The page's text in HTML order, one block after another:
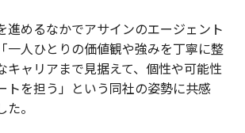
進めるなかでアサインのエージェント
一人ひとりの価値観や強みを丁寧に整
キャリアまで見据えて、個性や可能性
トを担う」という同社の姿勢に共感
。